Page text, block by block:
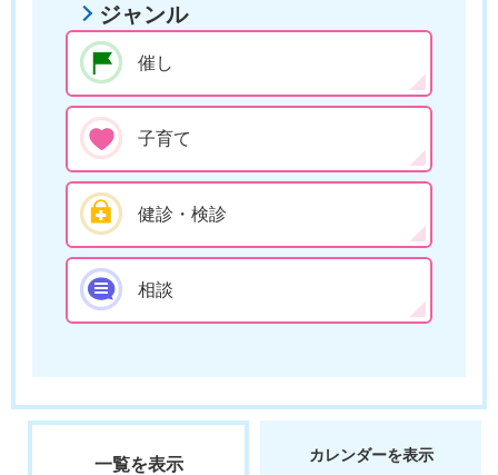
ジャンル
催し
子育て
健診・検診
相談
一覧を表示 カレンダーを表示